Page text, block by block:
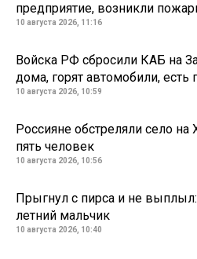
предприятие, возникли
10 августа 2026, 11:16
Войска РФ сбросили КАБ на
дома, горят автомобили, есть
10 августа 2026, 10:59
Россияне обстреляли село
пять человек
10 августа 2026, 10:56
Прыгнул с пирса и не
летний мальчик
10 августа 2026, 10:40